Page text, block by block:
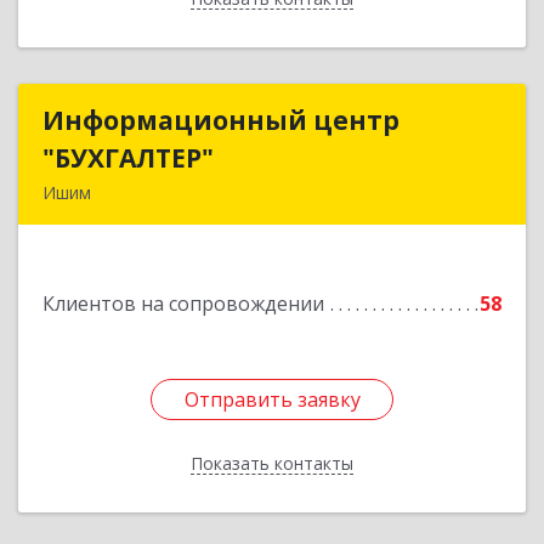
Информационный центр
"БУХГАЛТЕР"
Ишим
Клиентов на сопровождении 58
Отправить заявку
Показать контакты
Информационный центр
Подробнее
Отправить заявку
Назад